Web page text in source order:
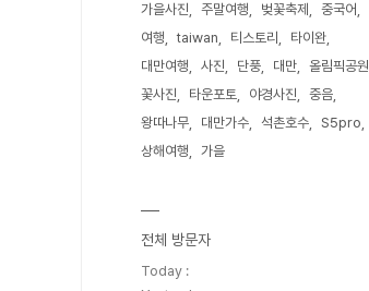
가을사진
주말여행 벚꽃축제
중국어
여행
taiwan 티스토리
타이완
대만여행
사진 단풍 대만
올림픽공원
꽃사진
타운포토 야경사진
중음
왕따나무
대만가수 석촌호수
S5pro
상해여행
가을
전체 방문자
Today :